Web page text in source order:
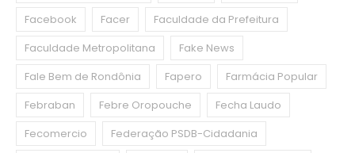
Facebook
Facer
Faculdade da Prefeitura
Faculdade Metropolitana
Fake News
Fale Bem de Rondônia
Fapero
Farmácia Popular
Febraban
Febre Oropouche
Fecha Laudo
Fecomercio
Federação PSDB-Cidadania